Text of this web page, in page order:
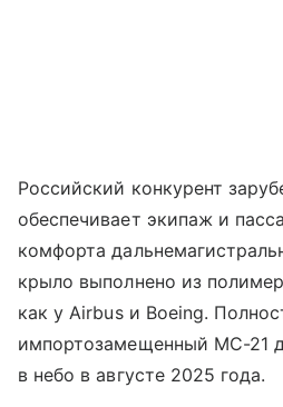
Российский конкурент
обеспечивает экипаж и
комфорта
крыло выполнено из
как у Airbus и Boeing.
импортозамещенный МС-21
в небо в августе 2025 года.